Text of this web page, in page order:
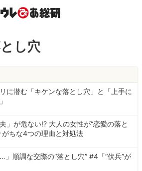
し穴
リに潜む「キケンな落とし穴」と「上手に
」が危ない!? 大人の女性が“恋愛の落と
がちな4つの理由と対処法
」順調な交際の“落とし穴” #4「“伏兵”が